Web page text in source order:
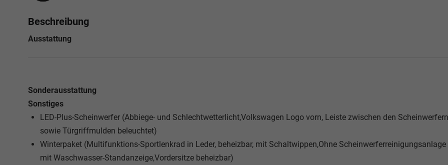
Beschreibung
Ausstattung
Sonderausstattung
Sonstiges
LED-Plus-Scheinwerfer (Abbiege- und Schlechtwetterlicht,Volkswagen Logo vorn, Leiste zwischen den Scheinwerfern
sowie Türgriffmulden beleuchtet)
Winterpaket (Multifunktions-Sportlenkrad in Leder, beheizbar, mit Schaltwippen,Ohne Scheinwerferreinigungsanlage
mit Waschwasser-Standanzeige,Vordersitze beheizbar)